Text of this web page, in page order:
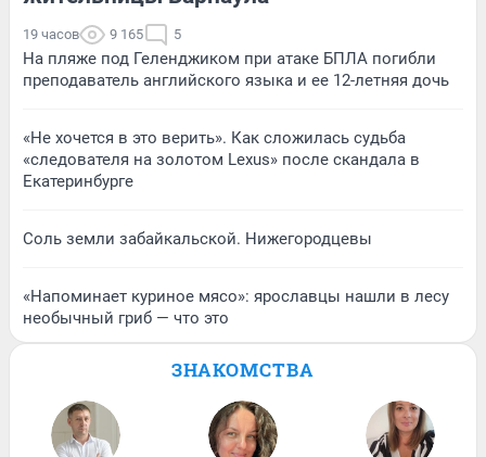
19 часов 9 165 5
На пляже под Геленджиком при атаке БПЛА погибли
преподаватель английского языка и ее 12-летняя дочь
«Не хочется в это верить». Как сложилась судьба
«следователя на золотом Lexus» после скандала в
Екатеринбурге
Соль земли забайкальской. Нижегородцевы
«Напоминает куриное мясо»: ярославцы нашли в лесу
необычный гриб — что это
ЗНАКОМСТВА